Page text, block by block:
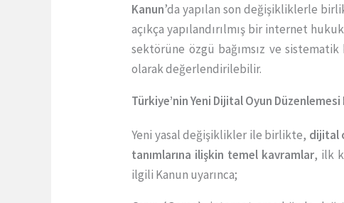
Kanun’da yapılan son değişikliklerle
açıkça yapılandırılmış bir internet
sektörüne özgü bağımsız ve sistematik
olarak değerlendirilebilir.
Türkiye’nin Yeni Dijital Oyun
Yeni yasal değişiklikler ile birlikte, dijital
tanımlarına ilişkin temel kavramlar, ilk
ilgili Kanun uyarınca;